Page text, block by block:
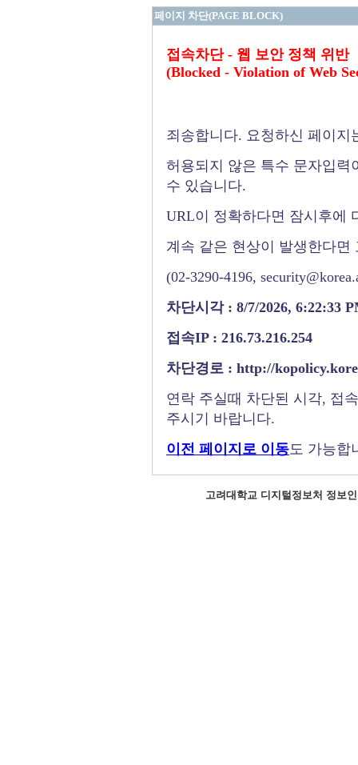
페이지 차단(PAGE BLOCK)
접속차단 - 웹 보안 정책 위반
(Blocked - Violation of Web
죄송합니다. 요청하신 페이
허용되지 않은 특수 문자입력
수 있습니다.
URL이 정확하다면 잠시후에
계속 같은 현상이 발생한다면
(02-3290-4196,
차단시각 : 8/7/2026, 6:22:33
접속IP : 216.73.216.254
차단경로 : http://
연락 주실때 차단된 시각, 접
주시기 바랍니다.
이전 페이지로 이동도 가능합
고려대학교 디지털정보처 정보